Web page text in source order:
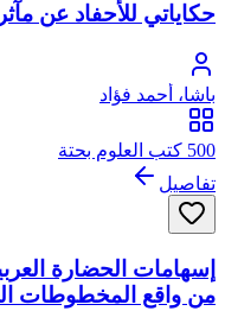
حكاياتي للأحفاد عن
باشا، أحمد فؤاد
500 كتب العلوم بحتة
تفاصيل
من واقع المخطوطات